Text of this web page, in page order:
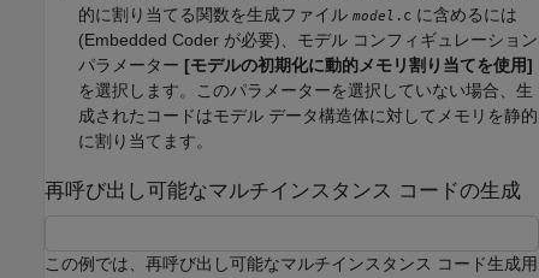
的に割り当てる関数を生成ファイル model .c に含めるには
(Embedded Coder が必要)、モデル コンフィギュレーション
パラメーター [モデルの初期化に動的メモリ割り当てを使用]
を選択します。このパラメーターを選択していない場合、生
成されたコードはモデル データ構造体に対してメモリを静的
に割り当てます。
再呼び出し可能なマルチインスタンス コードの生成
この例では、再呼び出し可能なマルチインスタンス コード生成用